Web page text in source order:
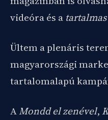
videóra és a tartalmas
Ültem a plenáris
magyarországi
tartalomalapú
AMondd el zenével,